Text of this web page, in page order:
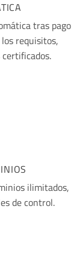
tras pago
requisitos,
ilimitados,
de control.